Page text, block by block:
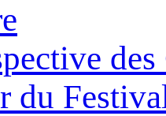
du